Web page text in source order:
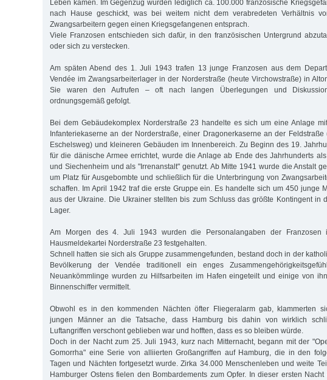
Leben kamen. Im Gegenzug wurden lediglich ca. 100.000 französische
nach Hause geschickt, was bei weitem nicht dem verabredeten Verhältnis
Zwangsarbeitern gegen einen Kriegsgefangenen entsprach.
Viele Franzosen entschieden sich dafür, in den französischen Untergrund
oder sich zu verstecken.
Am späten Abend des 1. Juli 1943 trafen 13 junge Franzosen aus dem
Vendée im Zwangsarbeiterlager in der Norderstraße (heute Virchowstraße) in
Sie waren den Aufrufen – oft nach langen Überlegungen und
ordnungsgemäß gefolgt.
Bei dem Gebäudekomplex Norderstraße 23 handelte es sich um eine Anlage
Infanteriekaserne an der Norderstraße, einer Dragonerkaserne an der Feldstraße
Eschelsweg) und kleineren Gebäuden im Innenbereich. Zu Beginn des 19.
für die dänische Armee errichtet, wurde die Anlage ab Ende des Jahrhunderts
und Siechenheim und als "Irrenanstalt" genutzt. Ab Mitte 1941 wurde die Anstalt
um Platz für Ausgebombte und schließlich für die Unterbringung von
schaffen. Im April 1942 traf die erste Gruppe ein. Es handelte sich um 450 junge
aus der Ukraine. Die Ukrainer stellten bis zum Schluss das größte Kontingent in
Lager.
Am Morgen des 4. Juli 1943 wurden die Personalangaben der Franzosen
Hausmeldekartei Norderstraße 23 festgehalten.
Schnell hatten sie sich als Gruppe zusammengefunden, bestand doch in der
Bevölkerung der Vendée traditionell ein enges
Neuankömmlinge wurden zu Hilfsarbeiten im Hafen eingeteilt und einige von
Binnenschiffer vermittelt.
Obwohl es in den kommenden Nächten öfter Fliegeralarm gab, klammerten
jungen Männer an die Tatsache, dass Hamburg bis dahin von wirklich
Luftangriffen verschont geblieben war und hofften, dass es so bleiben würde.
Doch in der Nacht zum 25. Juli 1943, kurz nach Mitternacht, begann mit der
Gomorrha" eine Serie von alliierten Großangriffen auf Hamburg, die in den
Tagen und Nächten fortgesetzt wurde. Zirka 34.000 Menschenleben und weite
Hamburger Ostens fielen den Bombardements zum Opfer. In dieser ersten Nacht